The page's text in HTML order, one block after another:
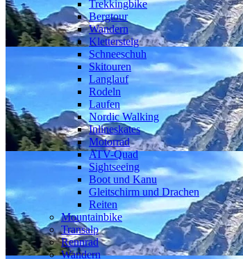
Trekkingbike
Bergtour
Wandern
Klettersteig
Schneeschuh
Skitouren
Langlauf
Rodeln
Laufen
Nordic Walking
Inlineskates
Motorrad
ATV-Quad
Sightseeing
Boot und Kanu
Gleitschirm und Drachen
Reiten
Mountainbike
Transalp
Rennrad
Wandern